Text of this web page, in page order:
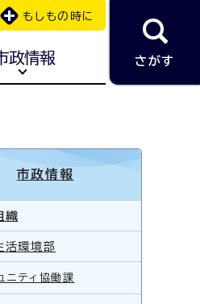
もしもの時に
政情報 さがす
市政情報
織
活環境部
ニティ協働課